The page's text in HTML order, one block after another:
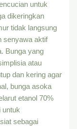
untuk
dikeringkan
tidak langsung
senyawa aktif
Bunga yang
atau
dan kering agar
bunga asoka
etanol 70%
untuk
sebagai